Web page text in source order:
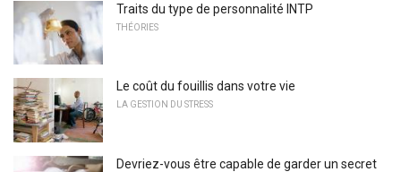
Traits du type de personnalité INTP
THÉORIES
Le coût du fouillis dans votre vie
LA GESTION DU STRESS
Devriez-vous être capable de garder un secret